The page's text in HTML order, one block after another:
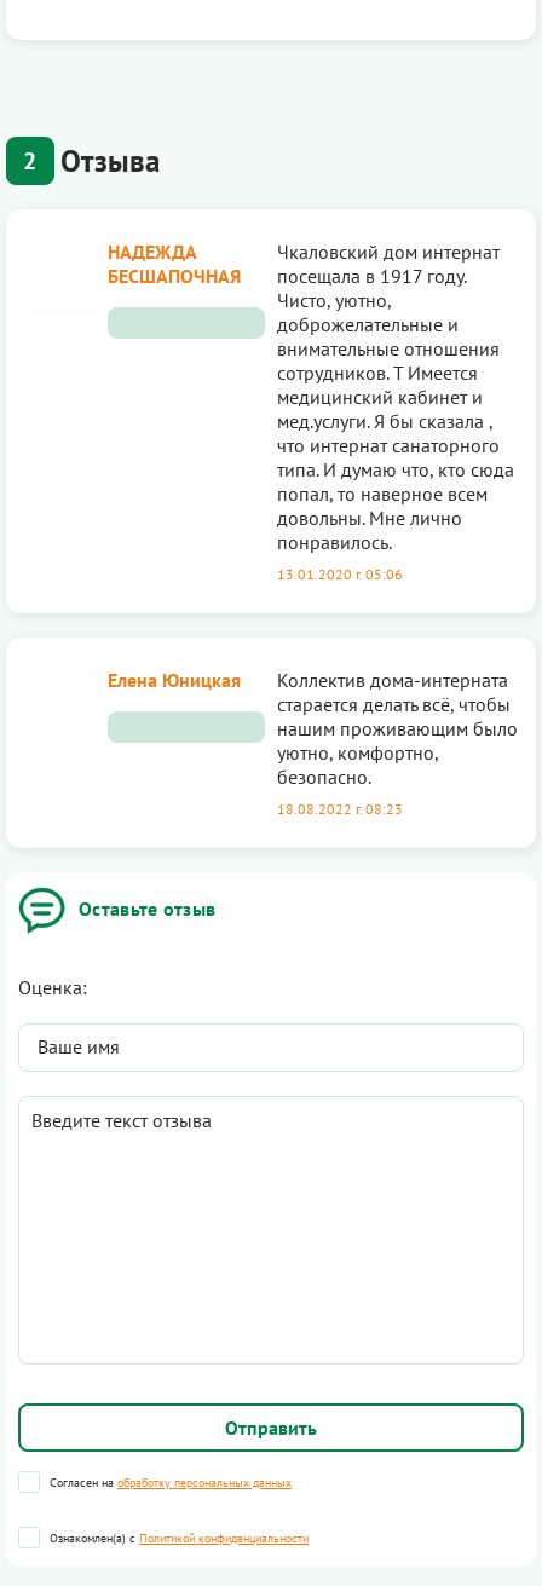
2 Отзыва
Оставьте отзыв
Оценка:
Согласен на обработку персональных данных
Ознакомлен(а) с Политикой конфиденциальности
НАДЕЖДА
БЕСШАПОЧНАЯ
Чкаловский дом интернат
посещала в 1917 году.
Чисто, уютно,
доброжелательные и
внимательные отношения
сотрудников. Т Имеется
медицинский кабинет и
мед.услуги. Я бы сказала ,
что интернат санаторного
типа. И думаю что, кто сюда
попал, то наверное всем
довольны. Мне лично
понравилось.
13.01.2020 г. 05:06
Елена Юницкая
Коллектив дома-интерната
старается делать всё, чтобы
нашим проживающим было
уютно, комфортно,
безопасно.
18.08.2022 г. 08:23